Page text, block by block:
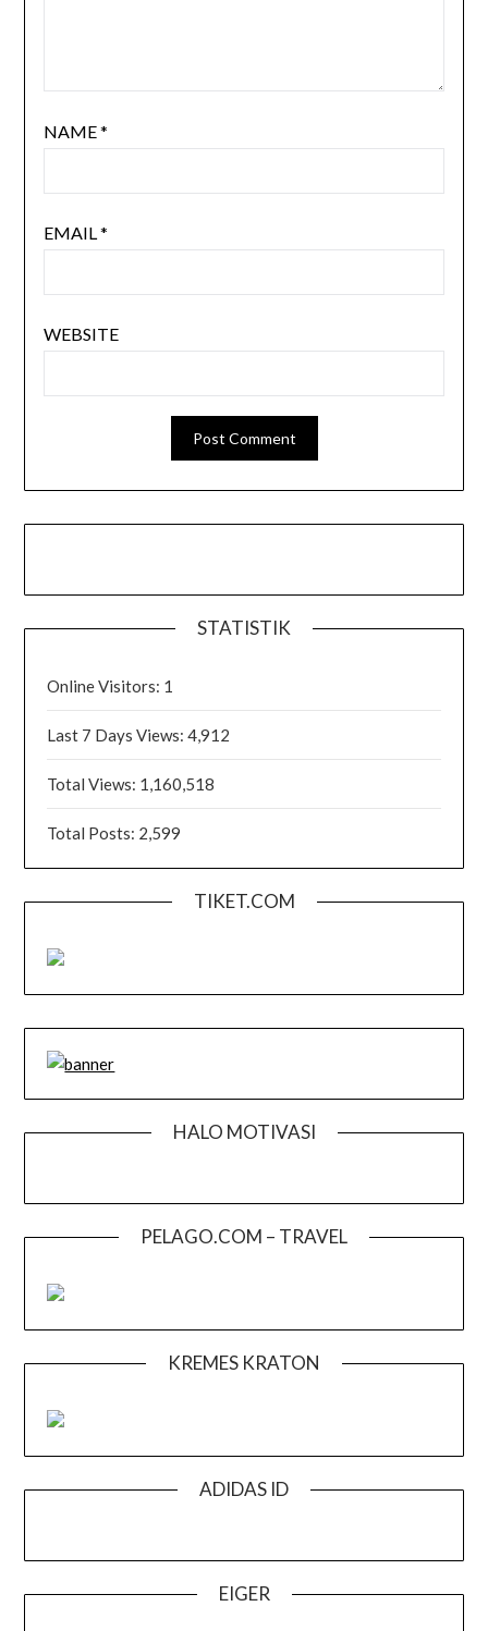
NAME*
EMAIL*
WEBSITE
STATISTIK
Online Visitors: 1
Last 7 Days Views:4,912
Total Views: 1,160,518
Total Posts: 2,599
TIKET.COM
HALO MOTIVASI
PELAGO.COM – TRAVEL
KREMES KRATON
ADIDAS ID
EIGER